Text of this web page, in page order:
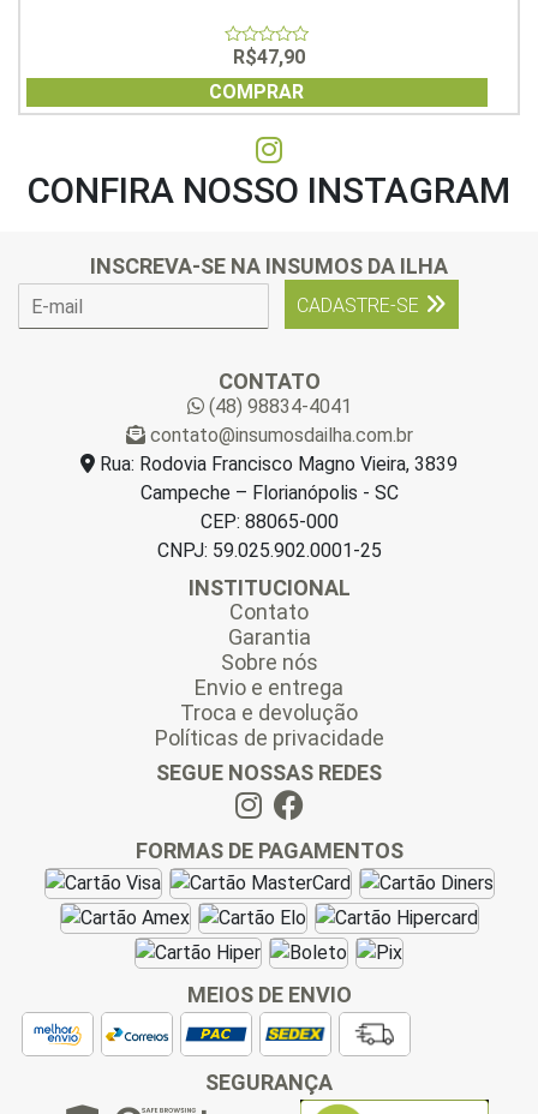
of
5
R$47,90
COMPRAR
CONFIRA NOSSO INSTAGRAM
INSCREVA-SE NA INSUMOS DA ILHA
CADASTRE-SE
CONTATO
(48) 98834-4041
contato@insumosdailha.com.br
Rua: Rodovia Francisco Magno Vieira, 3839
Campeche – Florianópolis - SC
CEP: 88065-000
CNPJ: 59.025.902.0001-25
INSTITUCIONAL
Contato
Garantia
Sobre nós
Envio e entrega
Troca e devolução
Políticas de privacidade
SEGUE NOSSAS REDES
FORMAS DE PAGAMENTOS
MEIOS DE ENVIO
SEGURANÇA